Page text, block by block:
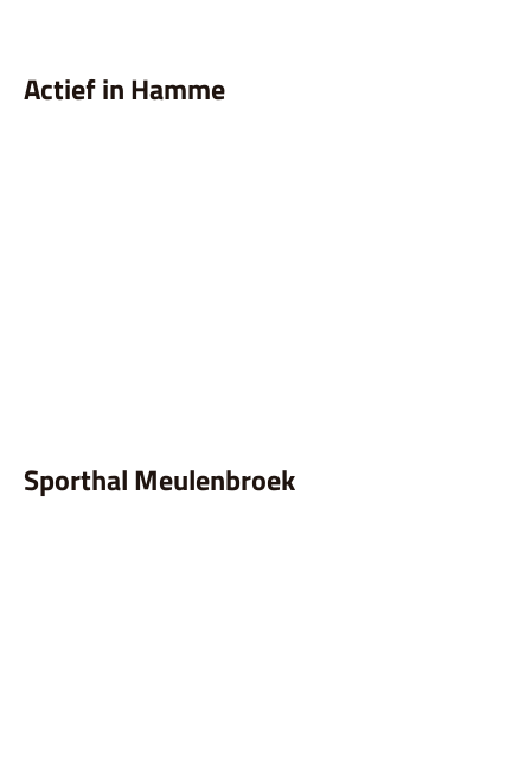
Actief in Hamme
Actief in Hamme
Sporthal Meulenbroek
Sporthal Meulenbroek